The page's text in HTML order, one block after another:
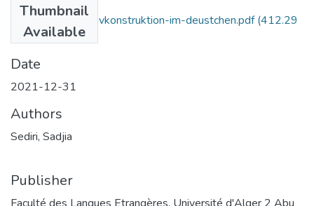
Thumbnail
Available
formen-der-infinitivkonstruktion-im-deustchen.pdf(412.29
KB)
Date
2021-12-31
Authors
Sediri, Sadjia
Publisher